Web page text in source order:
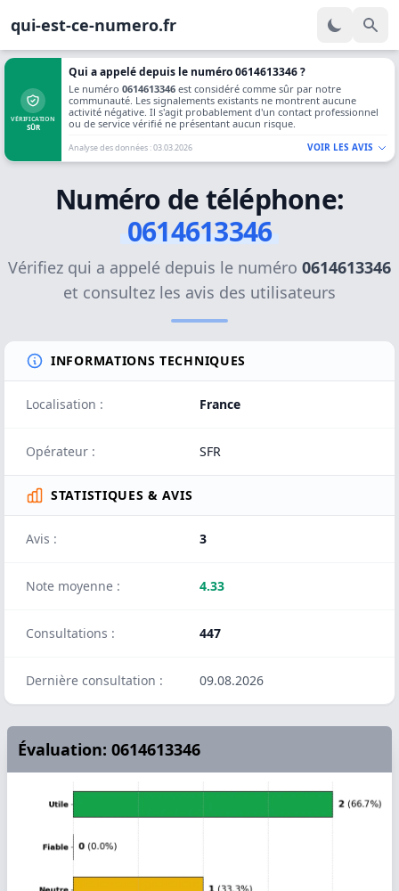
qui-est-ce-numero.fr
VÉRIFICATION
SÛR
Qui a appelé depuis le numéro 0614613346 ?
Le numéro 0614613346 est considéré comme sûr par notre
communauté. Les signalements existants ne montrent aucune
activité négative. Il s'agit probablement d'un contact professionnel
ou de service vérifié ne présentant aucun risque.
Analyse des données : 03.03.2026 VOIR LES AVIS
Numéro de téléphone:
0614613346
Vérifiez qui a appelé depuis le numéro 0614613346
et consultez les avis des utilisateurs
INFORMATIONS TECHNIQUES
Localisation : France
Opérateur : SFR
STATISTIQUES & AVIS
Avis : 3
Note moyenne : 4.33
Consultations : 447
Dernière consultation : 09.08.2026
Évaluation: 0614613346